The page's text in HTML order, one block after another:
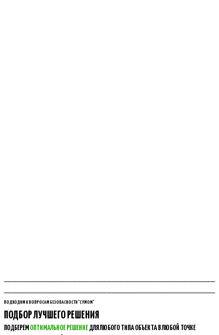
ПОДХОДИМ К ВОПРОСАМ БЕЗОПАСНОСТИ "С УМОМ"
ПОДБОР ЛУЧШЕГО РЕШЕНИЯ
ПОДБЕРЕМ ОПТИМАЛЬНОЕ РЕШЕНИЕ ДЛЯ ЛЮБОГО ТИПА ОБЪЕКТА В ЛЮБОЙ ТОЧКЕ